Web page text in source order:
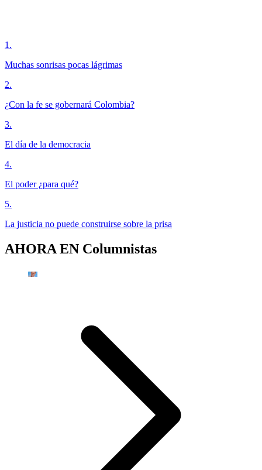
1 .
Muchas sonrisas pocas lágrimas
2.
¿Con la fe se gobernará Colombia?
3.
El día de la democracia
4.
El poder ¿para qué?
5.
La justicia no puede construirse sobre la prisa
AHORA EN Columnistas